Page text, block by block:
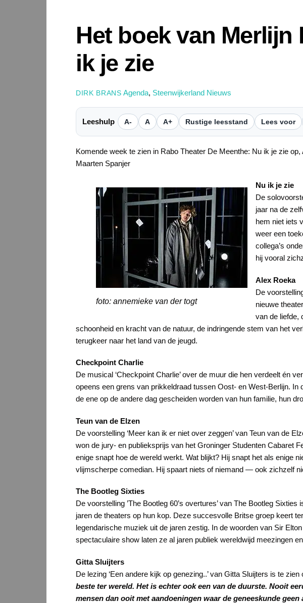
Het boek van
ik je zie
DIRK BRANS Agenda, Steenwijkerland Nieuws
Leeshulp A- A A+ Rustige leesstand Lees voor
Komende week te zien in Rabo Theater De Meenthe: Nu ik je zie
Maarten Spanjer
foto: annemieke van der togt
Nu ik je zie
De
jaar na de
hem niet iets
weer een
collega’s
hij vooral
Alex Roeka
De
nieuwe
van de liefde,
schoonheid en kracht van de natuur, de indringende stem van het
terugkeer naar het land van de jeugd.
Checkpoint Charlie
De musical ‘Checkpoint Charlie’ over de muur die hen verdeelt én
opeens een grens van prikkeldraad tussen Oost- en West-Berlijn. In
de ene op de andere dag gescheiden worden van hun familie, hun
Teun van de Elzen
De voorstelling ‘Meer kan ik er niet over zeggen’ van Teun van de
won de jury- en publieksprijs van het Groninger Studenten Cabaret
enige snapt hoe de wereld werkt. Wat blijkt? Hij snapt het als enige
vlijmscherpe comedian. Hij spaart niets of niemand — ook zichzelf
The Bootleg Sixties
De voorstelling ’The Bootleg 60’s overtures’ van The Bootleg
jaren de theaters op hun kop. Deze succesvolle Britse groep keert
legendarische muziek uit de jaren zestig. In de woorden van Sir
spectaculaire show laten ze al jaren publiek wereldwijd meezingen
Gitta Sluijters
De lezing ‘Een andere kijk op genezing..’ van Gitta Sluijters is te
beste ter wereld. Het is echter ook een van de duurste. Nooit
mensen dan ooit met aandoeningen waar de geneeskunde